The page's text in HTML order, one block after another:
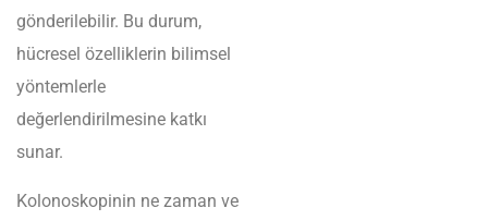
gönderilebilir. Bu durum,
hücresel özelliklerin bilimsel
yöntemlerle
değerlendirilmesine katkı
sunar.
Kolonoskopinin ne zaman ve